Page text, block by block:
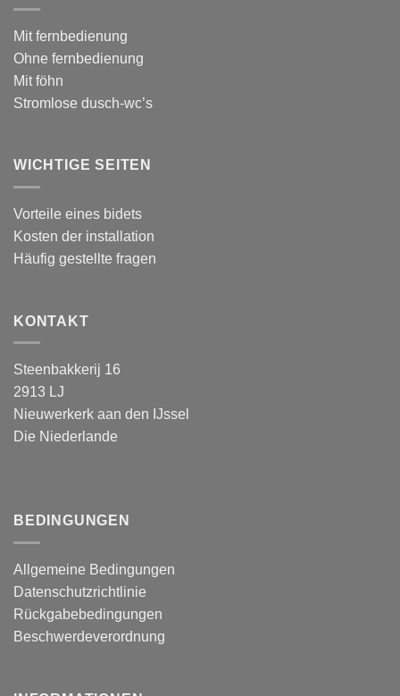
Mit fernbedienung
Ohne fernbedienung
Mit föhn
Stromlose dusch-wc’s
WICHTIGE SEITEN
Vorteile eines bidets
Kosten der installation
Häufig gestellte fragen
KONTAKT
Steenbakkerij 16
2913 LJ
Nieuwerkerk aan den IJssel
Die Niederlande
BEDINGUNGEN
Allgemeine Bedingungen
Datenschutzrichtlinie
Rückgabebedingungen
Beschwerdeverordnung